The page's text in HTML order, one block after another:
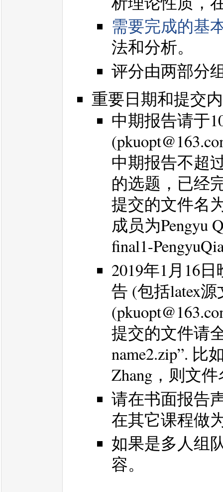
需要完成的基
法和分析。
评分由两部分
重要日期和提交
中期报告请于
中期报告不超
的选题，已经
提交的文件名
成员为Pengyu
final1-
2019年1月16
告 (包括latex
提交的文件请
name2.zip”. 比
Zhang，则文件
请在书面报告
在其它课程做
如果是多人组
容。